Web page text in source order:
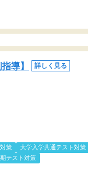
導】 詳しく見る
策 大学入学共通テスト対策
テスト対策